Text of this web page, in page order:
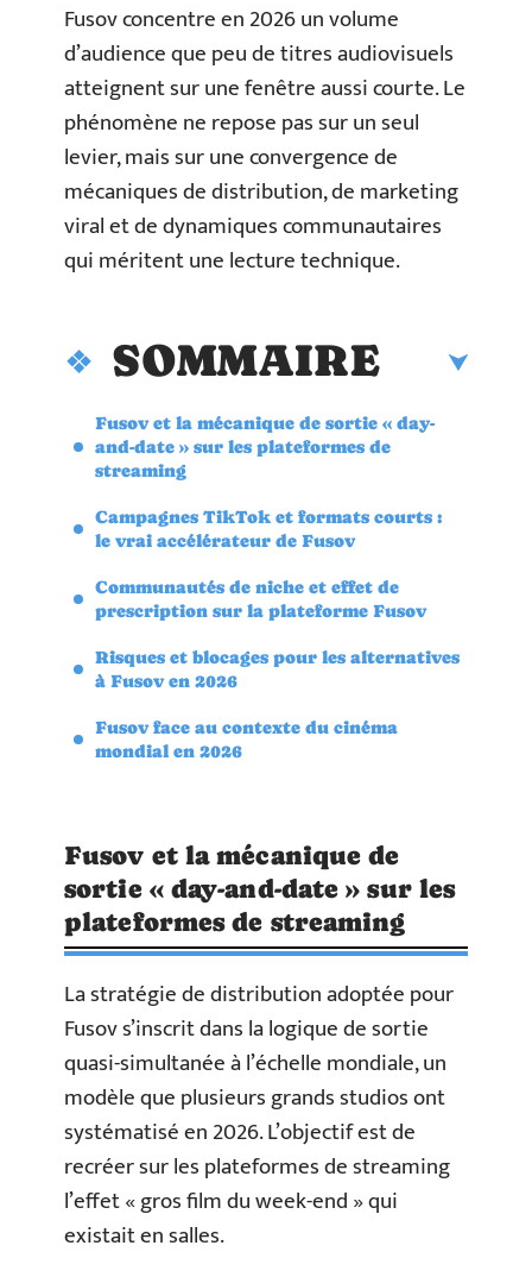
Fusov concentre en 2026 un volume
d’audience que peu de titres audiovisuels
atteignent sur une fenêtre aussi courte. Le
phénomène ne repose pas sur un seul
levier, mais sur une convergence de
mécaniques de distribution, de marketing
viral et de dynamiques communautaires
qui méritent une lecture technique.
SOMMAIRE
Fusov et la mécanique de sortie « day-
and-date » sur les plateformes de
streaming
Campagnes TikTok et formats courts :
le vrai accélérateur de Fusov
Communautés de niche et effet de
prescription sur la plateforme Fusov
Risques et blocages pour les alternatives
à Fusov en 2026
Fusov face au contexte du cinéma
mondial en 2026
Fusov et la mécanique de
sortie « day-and-date » sur les
plateformes de streaming
La stratégie de distribution adoptée pour
Fusov s’inscrit dans la logique de sortie
quasi-simultanée à l’échelle mondiale, un
modèle que plusieurs grands studios ont
systématisé en 2026. L’objectif est de
recréer sur les plateformes de streaming
l’effet « gros film du week-end » qui
existait en salles.